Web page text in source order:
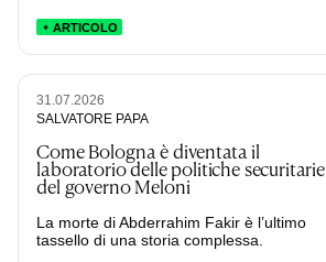
ARTICOLO
31.07.2026
SALVATORE PAPA
Come Bologna è diventata il
laboratorio delle politiche securitarie
del governo Meloni
La morte di Abderrahim Fakir è l’ultimo
tassello di una storia complessa.